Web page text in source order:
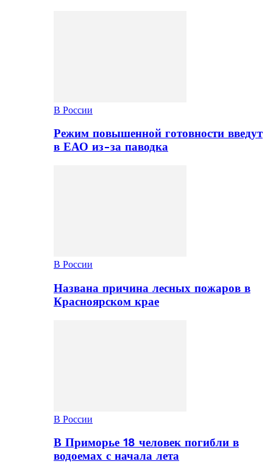
В России
Режим повышенной готовности введут
в ЕАО из-за паводка
В России
Названа причина лесных пожаров в
Красноярском крае
В России
В Приморье 18 человек погибли в
водоемах с начала лета